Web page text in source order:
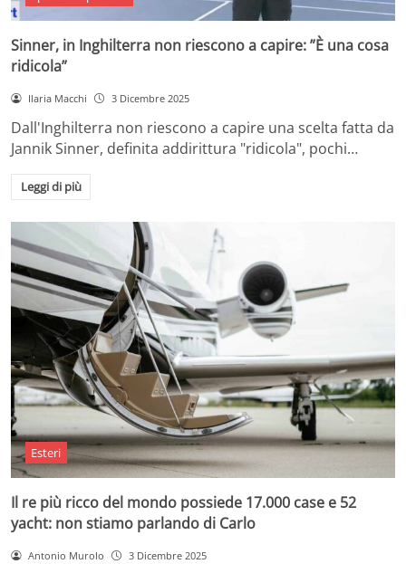
Sinner, in Inghilterra non riescono a capire: ”È una cosa
ridicola”
Ilaria Macchi 3 Dicembre 2025
Dall'Inghilterra non riescono a capire una scelta fatta da
Jannik Sinner, definita addirittura "ridicola", pochi…
Leggi di più
Esteri
Il re più ricco del mondo possiede 17.000 case e 52
yacht: non stiamo parlando di Carlo
Antonio Murolo 3 Dicembre 2025